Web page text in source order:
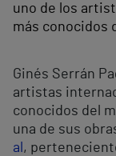
uno de los
más conocidos
Ginés Serrán
artistas
conocidos del
una de sus
al ,